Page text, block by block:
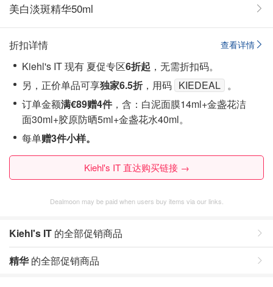
美白淡斑精华50ml
查看详情
折扣详情
Kiehl's IT 现有 夏促专区6折起 ，无需折扣码。
另，正价单品可享独家6.5折 ，用码 KIEDEAL 。
订单金额满€89赠4件，含：白泥面膜14ml+金盏花洁
面30ml+胶原防晒5ml+金盏花水40ml。
每单赠3件小样。
Kiehl's IT 直达购买链接 →
Dealmoon may be paid when users buy items via our links.
Kiehl's IT 的全部促销商品
精华的全部促销商品